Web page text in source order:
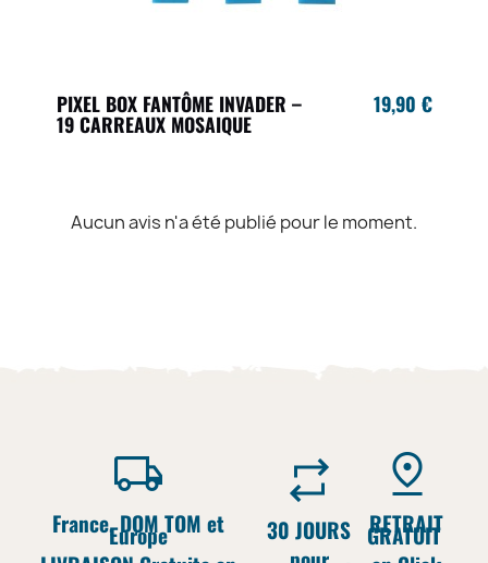
PIXEL BOX FANTÔME INVADER –
19 CARREAUX MOSAIQUE
19,90 €
Aucun avis n'a été publié pour le moment.
France, DOM TOM et
Europe
30 JOURS RETRAIT
GRATUIT